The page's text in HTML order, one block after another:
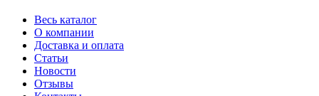
Весь каталог
О компании
Доставка и оплата
Статьи
Новости
Отзывы